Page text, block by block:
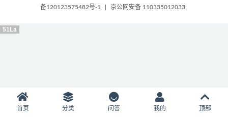
备120123575482号-1
京公网安备 110335012033
首页 分类 问答 我的 顶部
51La